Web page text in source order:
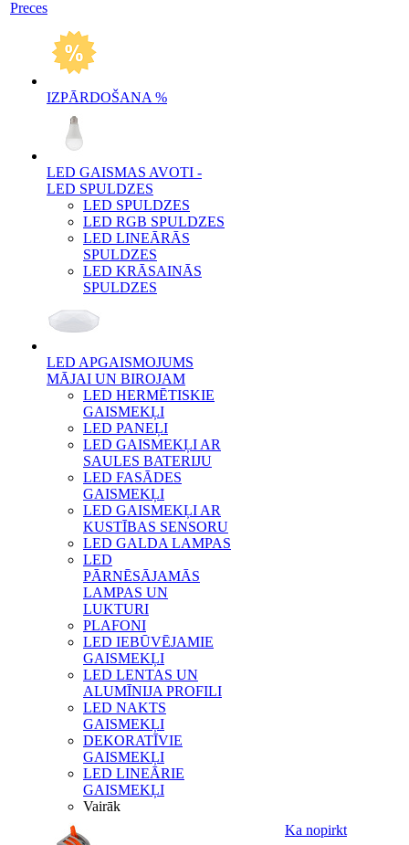
Preces
IZPĀRDOŠANA %
LED GAISMAS AVOTI -
LED SPULDZES
LED SPULDZES
LED RGB SPULDZES
LED LINEĀRĀS
SPULDZES
LED KRĀSAINĀS
SPULDZES
LED APGAISMOJUMS
MĀJAI UN BIROJAM
LED HERMĒTISKIE
GAISMEKĻI
LED PANEĻI
LED GAISMEKĻI AR
SAULES BATERIJU
LED FASĀDES
GAISMEKĻI
LED GAISMEKĻI AR
KUSTĪBAS SENSORU
LED GALDA LAMPAS
LED
PĀRNĒSĀJAMĀS
LAMPAS UN
LUKTURI
PLAFONI
LED IEBŪVĒJAMIE
GAISMEKĻI
LED LENTAS UN
ALUMĪNIJA PROFILI
LED NAKTS
GAISMEKĻI
DEKORATĪVIE
GAISMEKĻI
LED LINEĀRIE
GAISMEKĻI
Vairāk
Ka nopirkt